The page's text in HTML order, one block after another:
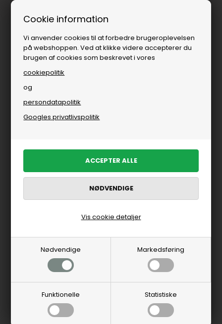
Cookie information
Vi anvender cookies til at forbedre brugeroplevelsen
på webshoppen. Ved at klikke videre accepterer du
brugen af cookies som beskrevet i vores
cookiepolitik
og
persondatapolitik
Googles privatlivspolitik
Nødvendige Markedsføring
Funktionelle Statistiske
Vis cookie detaljer